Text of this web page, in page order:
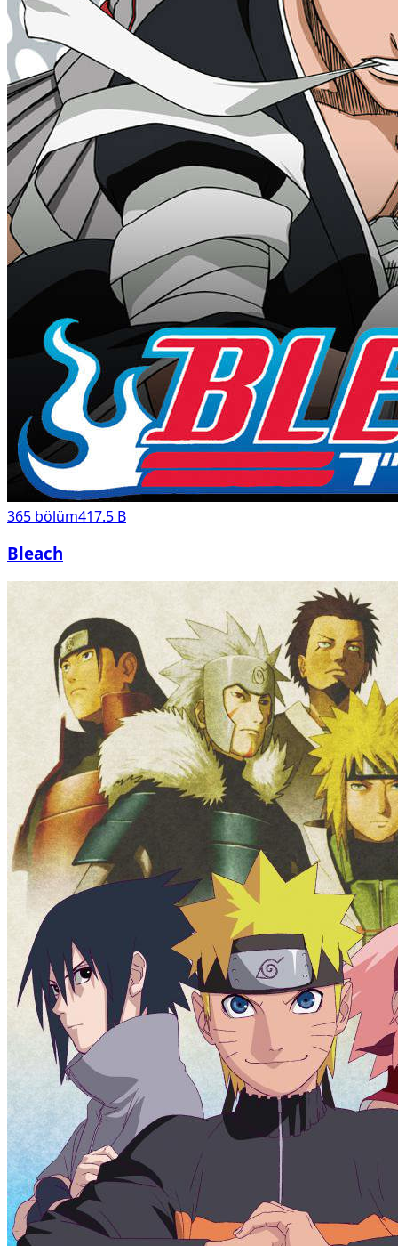
365 bölüm417.5 B
Bleach